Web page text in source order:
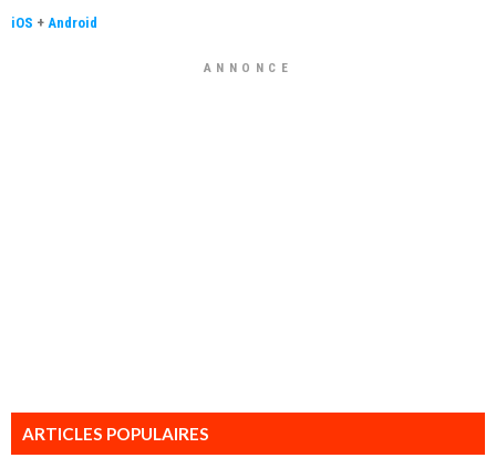
iOS + Android
ANNONCE
ARTICLES POPULAIRES